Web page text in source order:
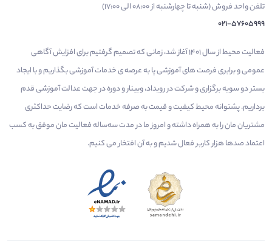
تلفن واحد فروش (شنبه تا چهارشنبه از 08:00 الی 17:00)
021-57605999
فعالیت محیط از سال 1401 آغاز شد، زمانی که تصمیم گرفتیم برای افزایش آگاهی
عمومی و برابری فرصت های آموزشی پا به عرصه ی خدمات آموزشی بگذاریم و با ایجاد
بستر دو سویه برگزاری و شرکت در رویداد، وبینار و دوره در جهت عدالت آموزشی قدم
برداریم. پشتوانه محیط کیفیت و قیمت به صرفه خدمات است که رضایت حداکثری
مشتریان مان را به همراه داشته و امروز ما در مدت سه‌ساله فعالیت مان موفق به کسب
اعتماد صدها هزار کاربر فعال شدیم و به آن افتخار می‌ کنیم.